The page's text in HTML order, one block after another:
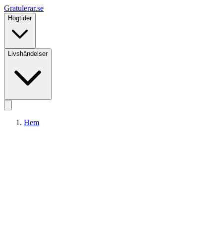
Gratulerar.se
Högtider
Livshändelser
Hem